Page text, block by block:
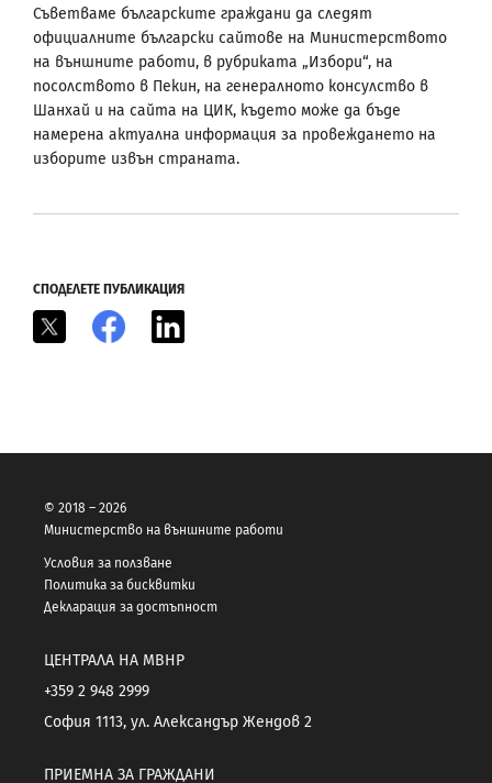
Съветваме българските граждани да следят
официалните български сайтове на Министерството
на външните работи, в рубриката „Избори“, на
посолството в Пекин, на генералното консулство в
Шанхай и на сайта на ЦИК, където може да бъде
намерена актуална информация за провеждането на
изборите извън страната.
СПОДЕЛЕТЕ ПУБЛИКАЦИЯ
Facebook
© 2018 – 2026
Министерство на външните работи
Условия за ползване
Политика за бисквитки
Декларация за достъпност
ЦЕНТРАЛА НА МВНР
+359 2 948 2999
София 1113, ул. Александър Жендов 2
ПРИЕМНА ЗА ГРАЖДАНИ